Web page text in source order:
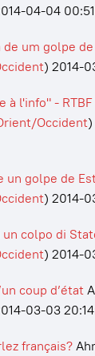
04-04
de um golpe
) 2014-
à l'info" -
Occident)
un golpe de
) 2014-
un colpo di
) 2014-
coup d’état
03-03
français?